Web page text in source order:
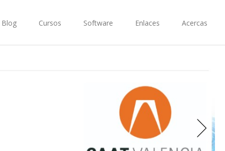
Blog Cursos Software Enlaces Acercas